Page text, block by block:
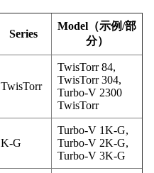
Series
Model（示例/部
分）
TwisTorr
TwisTorr 84,
TwisTorr 304,
Turbo-V 2300
TwisTorr
K-G
Turbo-V 1K-G,
Turbo-V 2K-G,
Turbo-V 3K-G